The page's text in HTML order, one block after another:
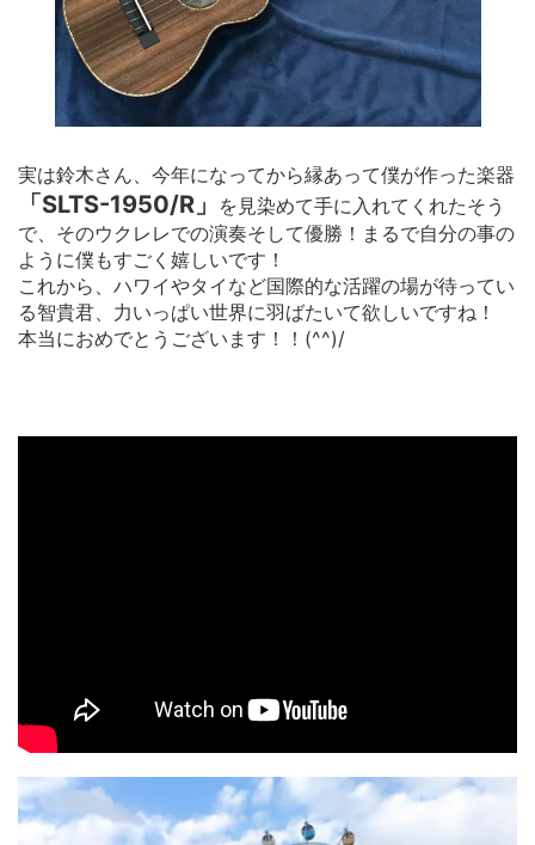
実は鈴木さん、今年になってから縁あって僕が作った楽器
「SLTS-1950/R」
を見染めて手に入れてくれたそう
で、そのウクレレでの演奏そして優勝！まるで自分の事の
ように僕もすごく嬉しいです！
これから、ハワイやタイなど国際的な活躍の場が待ってい
る智貴君、力いっぱい世界に羽ばたいて欲しいですね！
本当におめでとうございます！！(^^)/